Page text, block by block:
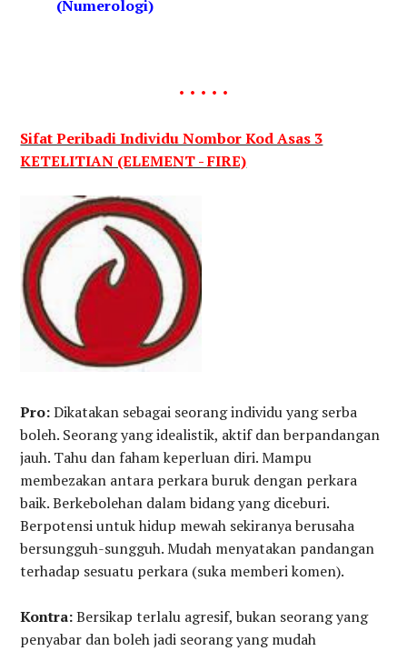
(Numerologi)
. . . . .
Sifat Peribadi Individu Nombor Kod Asas 3
KETELITIAN (ELEMENT - FIRE)
Pro:Dikatakan sebagai seorang individu yang serba
boleh. Seorang yang idealistik, aktif dan berpandangan
jauh. Tahu dan faham keperluan diri. Mampu
membezakan antara perkara buruk dengan perkara
baik. Berkebolehan dalam bidang yang diceburi.
Berpotensi untuk hidup mewah sekiranya berusaha
bersungguh-sungguh. Mudah menyatakan pandangan
terhadap sesuatu perkara (suka memberi komen).
Kontra:Bersikap terlalu agresif, bukan seorang yang
penyabar dan boleh jadi seorang yang mudah